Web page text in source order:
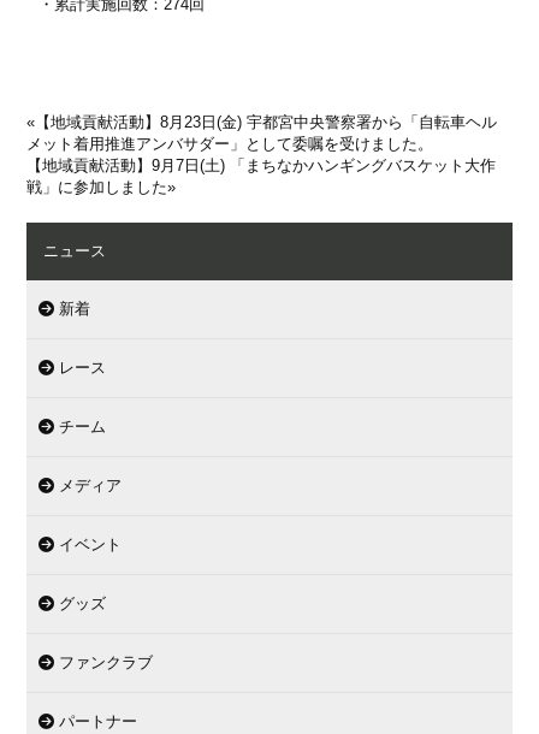
・累計実施回数：274回​
« 【地域貢献活動】8月23日(金) 宇都宮中央警察署から「自転車ヘル
メット着用推進アンバサダー」として委嘱を受けました。
【地域貢献活動】9月7日(土) 「まちなかハンギングバスケット大作
戦」に参加しました»
ニュース
新着
レース
チーム
メディア
イベント
グッズ
ファンクラブ
パートナー